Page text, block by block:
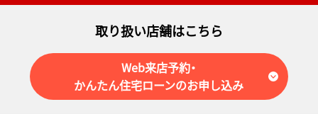
取り扱い店舗はこちら
Web来店予約・
かんたん住宅ローンのお申し込み